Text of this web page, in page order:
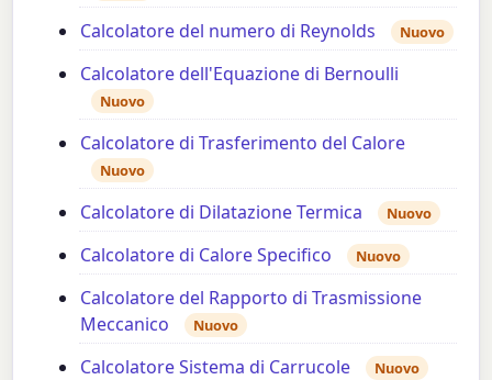
Calcolatore del numero di Reynolds Nuovo
Calcolatore dell'Equazione di Bernoulli
Nuovo
Calcolatore di Trasferimento del Calore
Nuovo
Calcolatore di Dilatazione Termica Nuovo
Calcolatore di Calore Specifico Nuovo
Calcolatore del Rapporto di Trasmissione
Meccanico
Nuovo
Calcolatore Sistema di Carrucole Nuovo